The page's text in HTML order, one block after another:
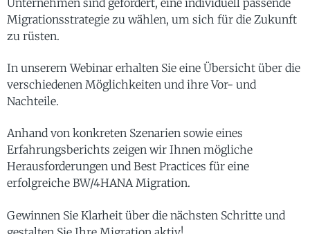
Migrationsstrategie zu wählen, um sich für die Zukunft
zu rüsten.
In unserem Webinar erhalten Sie eine Übersicht über die
verschiedenen Möglichkeiten und ihre Vor- und
Nachteile.
Anhand von konkreten Szenarien sowie eines
Erfahrungsberichts zeigen wir Ihnen mögliche
Herausforderungen und Best Practices für eine
erfolgreiche BW/4HANA Migration.
Gewinnen Sie Klarheit über die nächsten Schritte und